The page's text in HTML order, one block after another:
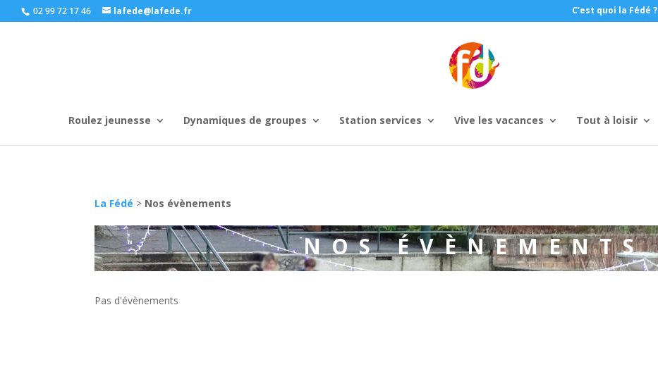
02 99 72 17 46 lafede@lafede.fr C’est quoi la Fédé ?
Roulez jeunesse Dynamiques de groupes Station services Vive les vacances Tout à loisir
La Fédé > Nos évènements
NOS ÉVÈNEMENTS
Pas d'évènements